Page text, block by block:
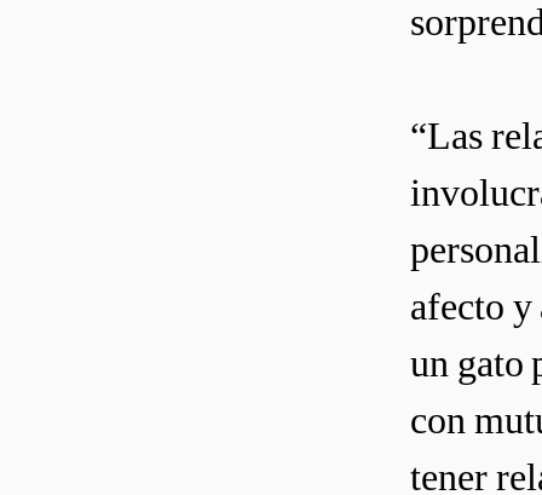
“Las
afecto y
un gato
con
tener